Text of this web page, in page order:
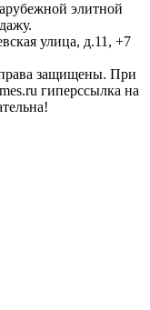
элитной
улица, д.11, +7
защищены. При
гиперссылка на